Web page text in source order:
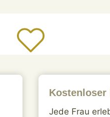
Jede Frau